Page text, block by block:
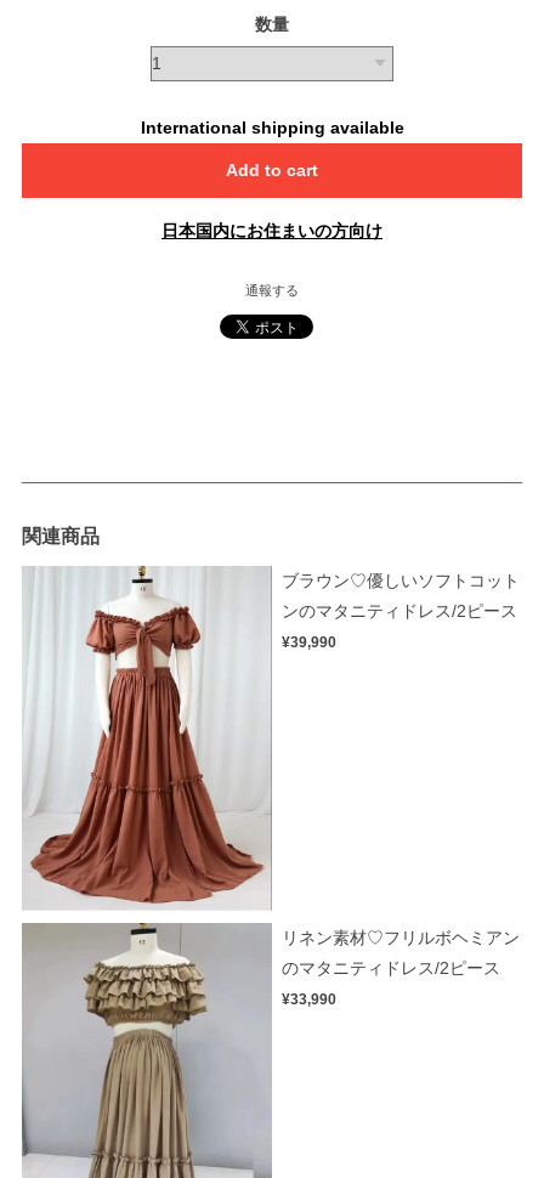
数量
International shipping available
Add to cart
日本国内にお住まいの方向け
通報する
関連商品
ブラウン♡優しいソフトコット
ンのマタニティドレス/2ピース
¥39,990
リネン素材♡フリルボヘミアン
のマタニティドレス/2ピース
¥33,990